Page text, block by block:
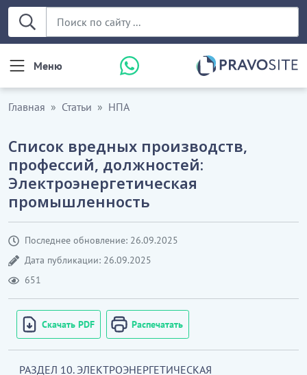
Меню
Главная Статьи НПА
Список вредных производств,
профессий, должностей:
Электроэнергетическая
промышленность
Последнее обновление: 26.09.2025
Дата публикации: 26.09.2025
651
Скачать PDF Распечатать
РАЗДЕЛ 10. ЭЛЕКТРОЭНЕРГЕТИЧЕСКАЯ